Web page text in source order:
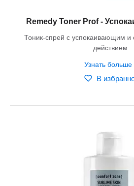
Remedy Toner Prof -
Тоник-спрей с успокаивающим
действием
Узнать больше
В